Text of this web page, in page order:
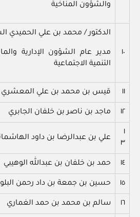
والشؤون المناخية
١٠
الدكتور / محمد بن علي الحميدي
مدير عام الشؤون الإدارية
التنمية الاجتماعية
١١ قيس بن محمد بن علي المعشري
١٢ ماجد بن ناصر بن خلفان الجابري
١
٣
علي بن عبدالرضا بن داود
١٤ حمد بن خلفان بن عبدالله الوهيبي
١٥ حسين بن جمعة بن داد رحمن
١٦ سالم بن محمد بن حمد الغماري